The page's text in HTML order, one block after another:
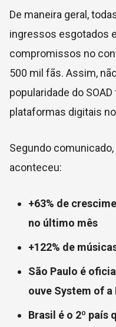
De maneira geral,
ingressos esgotados
compromissos no
500 mil fãs. Assim,
popularidade do
plataformas digitais
Segundo
aconteceu:
+63% de
no último mês
+122% de
São Paulo é
ouve System of a
Brasil é o 2º país